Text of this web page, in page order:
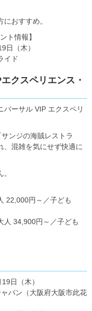
おすすめ。
ト情報】
日（木）
イド
クスペリエンス・
バーサル VIP エクスペリ
ンジの海賊レストラ
、混雑を気にせず快適に
22,000円～／子ども
人 34,900円～／子ども
日（木）
パン（大阪府大阪市此花